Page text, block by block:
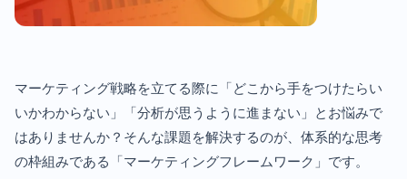
マーケティング戦略を立てる際に「どこから手をつけたらい
いかわからない」「分析が思うように進まない」とお悩みで
はありませんか？そんな課題を解決するのが、体系的な思考
の枠組みである「マーケティングフレームワーク」です。